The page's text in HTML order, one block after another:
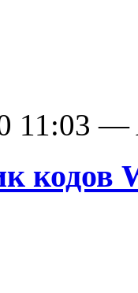
11:03 —
кодов